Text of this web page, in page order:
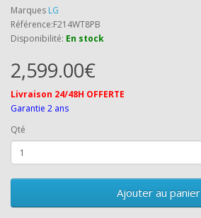
Marques LG
Référence:F214WT8PB
Disponibilité: En stock
2,599.00€
Livraison 24/48H OFFERTE
Garantie 2 ans
Qté
Ajouter au panier